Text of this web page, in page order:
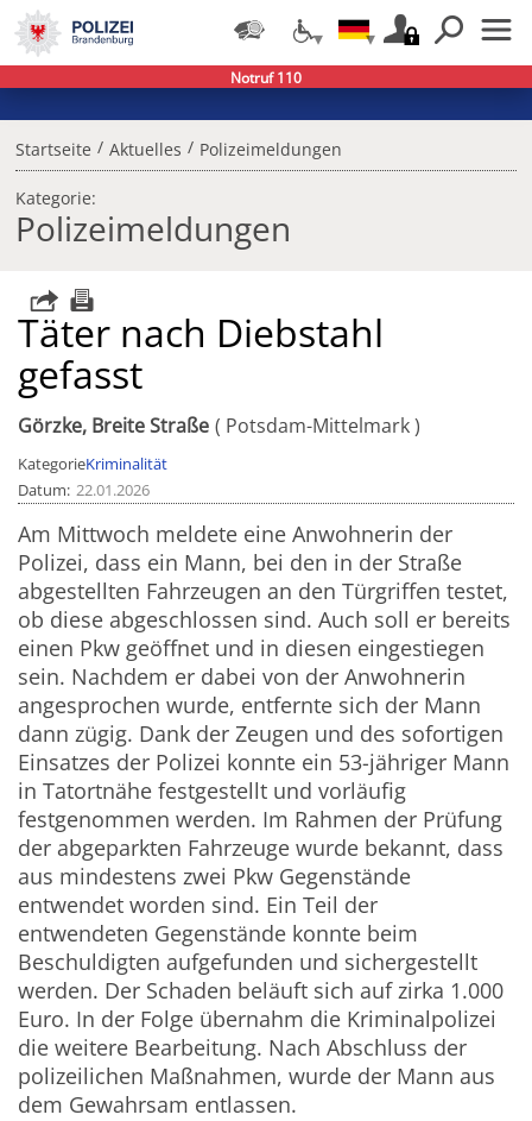
Startseite / Aktuelles / Polizeimeldungen
Kategorie:
Polizeimeldungen
Täter nach Diebstahl
gefasst
Görzke, Breite Straße Potsdam-Mittelmark
KategorieKriminalität
Datum 22.01.2026
Am Mittwoch meldete eine Anwohnerin der
Polizei, dass ein Mann, bei den in der Straße
abgestellten Fahrzeugen an den Türgriffen testet,
ob diese abgeschlossen sind. Auch soll er bereits
einen Pkw geöffnet und in diesen eingestiegen
sein. Nachdem er dabei von der Anwohnerin
angesprochen wurde, entfernte sich der Mann
dann zügig. Dank der Zeugen und des sofortigen
Einsatzes der Polizei konnte ein 53-jähriger Mann
in Tatortnähe festgestellt und vorläufig
festgenommen werden. Im Rahmen der Prüfung
der abgeparkten Fahrzeuge wurde bekannt, dass
aus mindestens zwei Pkw Gegenstände
entwendet worden sind. Ein Teil der
entwendeten Gegenstände konnte beim
Beschuldigten aufgefunden und sichergestellt
werden. Der Schaden beläuft sich auf zirka 1.000
Euro. In der Folge übernahm die Kriminalpolizei
die weitere Bearbeitung. Nach Abschluss der
polizeilichen Maßnahmen, wurde der Mann aus
dem Gewahrsam entlassen.
Notruf 110